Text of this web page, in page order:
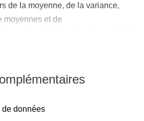
de la moyenne, de la variance,
moyennes et de
carrés).
: Analyse en composantes
discriminante.
de données